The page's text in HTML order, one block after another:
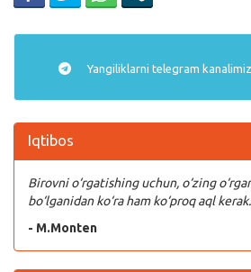
Yangiliklarni telegram
Iqtibos
Birovni o‘rgatishing uchun, o‘zing
bo‘lganidan ko‘ra ham ko‘proq aql kerak.
- M.Monten